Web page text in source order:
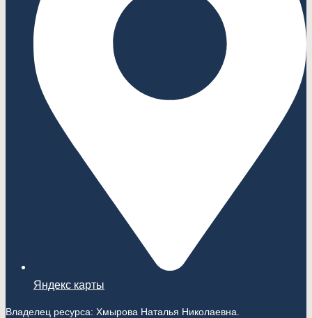
Яндекс карты
Владелец ресурса: Хмырова Наталья Николаевна.